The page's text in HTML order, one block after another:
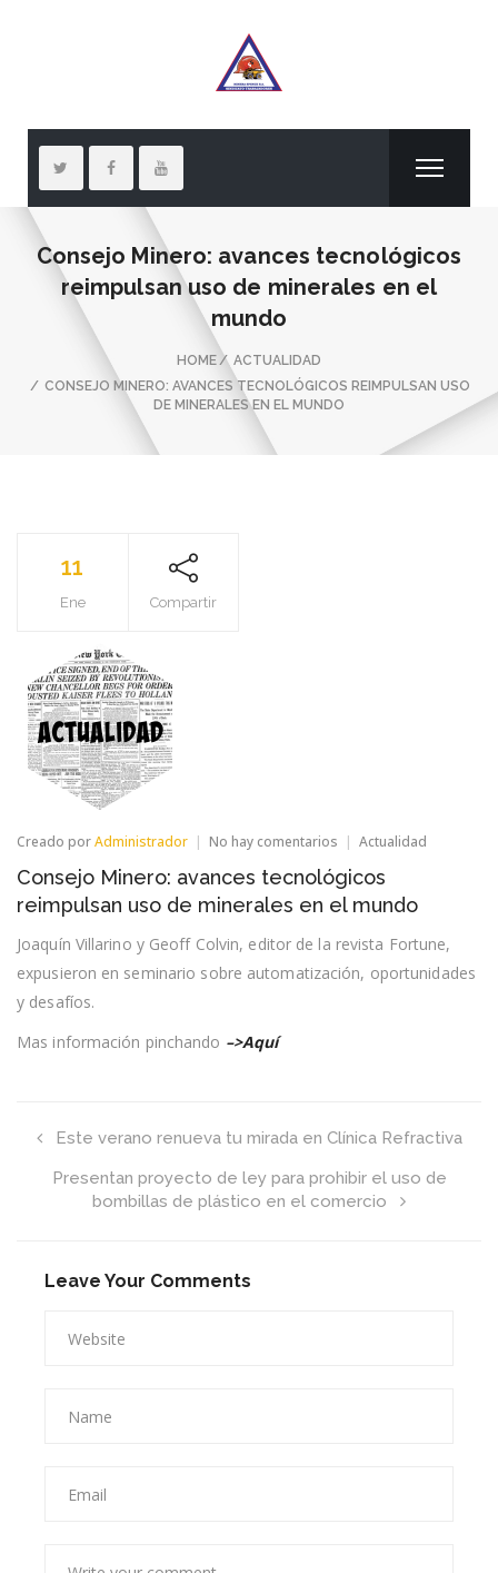
Consejo Minero: avances tecnológicos
reimpulsan uso de minerales en el
mundo
HOME
ACTUALIDAD
CONSEJO MINERO: AVANCES TECNOLÓGICOS REIMPULSAN USO
DE MINERALES EN EL MUNDO
11
Ene Compartir
Creado porAdministrador No hay comentarios en
Minero:
avances
tecnológicos
reimpulsan
uso
de
Actualidad
Consejo Minero: avances tecnológicos
reimpulsan uso de minerales en el mundo
Joaquín Villarino y Geoff Colvin, editor de la revista Fortune,
expusieron en seminario sobre automatización, oportunidades
y desafíos.
Mas información pinchando –>Aquí
Este verano renueva tu mirada en Clínica Refractiva
Presentan proyecto de ley para prohibir el uso de
bombillas de plástico en el comercio
Leave Your Comments